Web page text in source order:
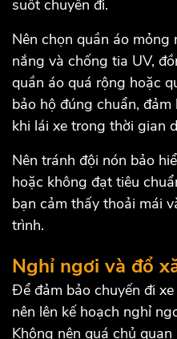
suốt chuyến đi.
Nên chọn quần áo
nắng và chống tia UV,
quần áo quá rộng hoặc
bảo hộ đúng chuẩn,
khi lái xe trong thời gian
Nên tránh đội nón bảo
hoặc không đạt tiêu
bạn cảm thấy thoải mái
trình.
Nghỉ ngơi và đổ
Để đảm bảo chuyến đi
nên lên kế hoạch nghỉ
Không nên quá chủ